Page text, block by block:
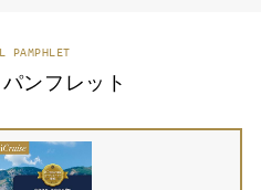
PAMPHLET
ンフレット